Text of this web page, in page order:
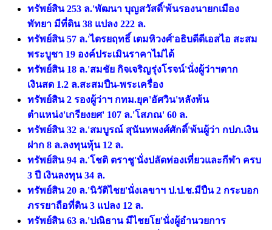
ทรัพย์สิน 253 ล.'พัฒนา บุญสวัสดิ์'พ้นรองนายกเมือง
พัทยา มีที่ดิน 38 แปลง 222 ล.
ทรัพย์สิน 57 ล.'ไตรยฤทธิ์ เตมหิวงศ์'อธิบดีดีเอสไอ สะสม
พระบูชา 19 องค์ประเมินราคาไม่ได้
ทรัพย์สิน 18 ล.'สมชัย กิจเจริญรุ่งโรจน์'นั่งผู้ว่าฯตาก
เงินสด 1.2 ล.สะสมปืน-พระเครื่อง
ทรัพย์สิน 2 รองผู้ว่าฯ กทม.ยุค'อัศวิน'หลังพ้น
ตำแหน่ง'เกรียงยศ' 107 ล.'โสภณ' 60 ล.
ทรัพย์สิน 32 ล.'สมบูรณ์ สุนันทพงศ์ศักดิ์'พ้นผู้ว่า กปภ.เงิน
ฝาก 8 ล.ลงทุนหุ้น 12 ล.
ทรัพย์สิน 94 ล.'โชติ ตราชู'นั่งปลัดท่องเที่ยวและกีฬา ครบ
3 ปี เงินลงทุน 34 ล.
ทรัพย์สิน 20 ล.'นิวัติไชย'นั่งเลขาฯ ป.ป.ช.มีปืน 2 กระบอก
ภรรยาถือที่ดิน 3 แปลง 12 ล.
ทรัพย์สิน 63 ล.'ปณิธาน มีไชยโย'นั่งผู้อำนวยการ